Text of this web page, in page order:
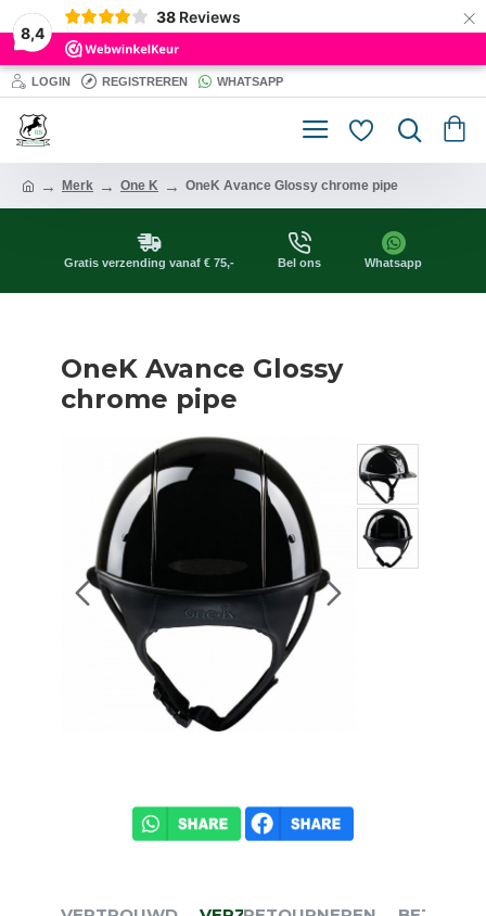
8,4
38 Reviews ×
LOGIN REGISTREREN WHATSAPP
Merk One K OneK Avance Glossy chrome pipe
Gratis verzending vanaf € 75,- Bel ons Whatsapp
OneK Avance Glossy
chrome pipe